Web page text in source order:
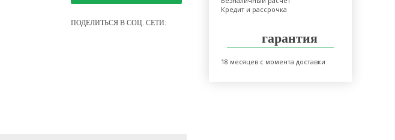
ПОДЕЛИТЬСЯ В СОЦ. СЕТИ:
Кредит и рассрочка
гарантия
18 месяцев с момента доставки